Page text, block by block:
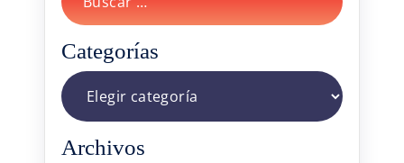
Categorías
Categorías
Archivos